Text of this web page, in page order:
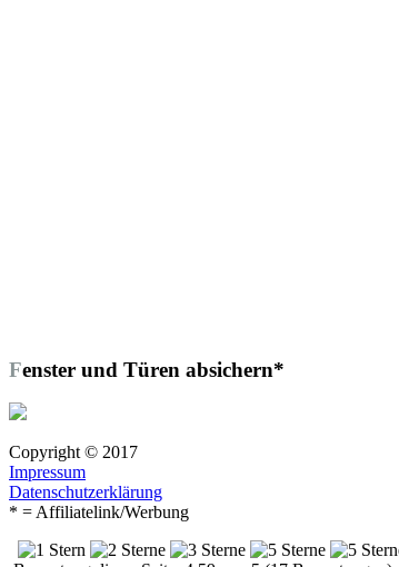
Fenster und Türen absichern*
Copyright © 2017
Impressum
Datenschutzerklärung
* = Affiliatelink/Werbung